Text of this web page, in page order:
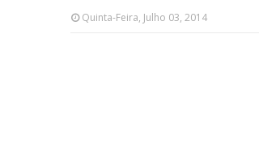
Quinta-Feira, Julho 03, 2014